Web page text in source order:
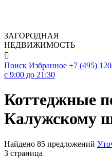
ЗАГОРОДНАЯ
НЕДВИЖИМОСТЬ

Поиск Избранное +7 (495)
c 9:00 до 21:30
Коттеджные
Калужскому
Найдено 85 предложений
3 страница